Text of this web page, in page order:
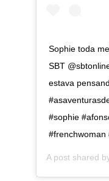
Sophie toda
SBT
estava
#sophie
#frenchwoman
A post shared